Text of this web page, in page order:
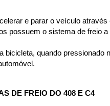
e parar o veículo
possuem o sistema de freio
bicicleta, quando
DE FREIO DO 408 E C4